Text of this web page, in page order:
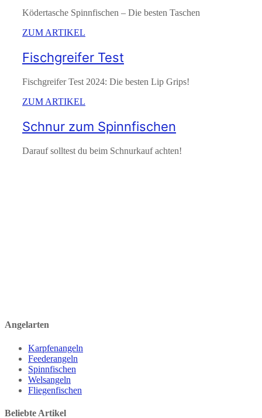
Ködertasche Spinnfischen – Die besten Taschen
ZUM ARTIKEL
Fischgreifer Test
Fischgreifer Test 2024: Die besten Lip Grips!
ZUM ARTIKEL
Schnur zum Spinnfischen
Darauf solltest du beim Schnurkauf achten!
Angelarten
Karpfenangeln
Feederangeln
Spinnfischen
Welsangeln
Fliegenfischen
Beliebte Artikel